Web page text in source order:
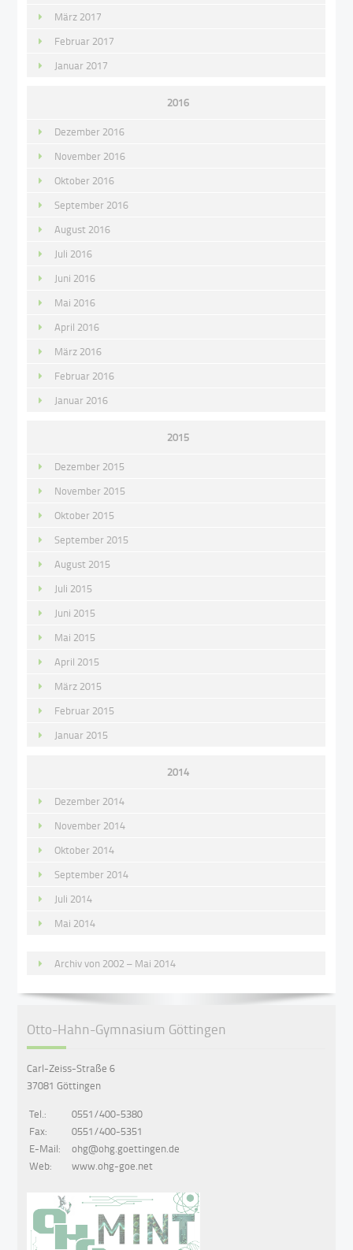
März 2017
Februar 2017
Januar 2017
2016
Dezember 2016
November 2016
Oktober 2016
September 2016
August 2016
Juli 2016
Juni 2016
Mai 2016
April 2016
März 2016
Februar 2016
Januar 2016
2015
Dezember 2015
November 2015
Oktober 2015
September 2015
August 2015
Juli 2015
Juni 2015
Mai 2015
April 2015
März 2015
Februar 2015
Januar 2015
2014
Dezember 2014
November 2014
Oktober 2014
September 2014
Juli 2014
Mai 2014
Archiv von 2002 – Mai 2014
Otto-Hahn-Gymnasium Göttingen
Carl-Zeiss-Straße 6
37081 Göttingen
Tel.:
0551/400-5380
Fax:
0551/400-5351
E-Mail:
ohg@ohg.goettingen.de
Web:
www.ohg-goe.net